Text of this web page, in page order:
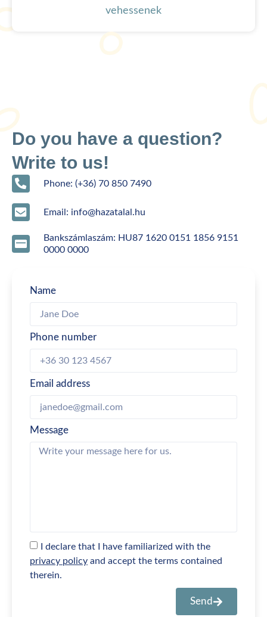
vehessenek
Do you have a question?
Write to us!
Phone: (+36) 70 850 7490
Email: info@hazatalal.hu
Bankszámlaszám: HU87 1620 0151 1856 9151
0000 0000
Name
Phone number
Email address
Message
I declare that I have familiarized with the
privacy policy and accept the terms contained
therein.
Send